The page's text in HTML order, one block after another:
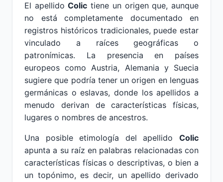
El apellidoColic tiene un origen que, aunque
no está completamente documentado en
registros históricos tradicionales, puede estar
vinculado a raíces geográficas o
patronímicas. La presencia en países
europeos como Austria, Alemania y Suecia
sugiere que podría tener un origen en lenguas
germánicas o eslavas, donde los apellidos a
menudo derivan de características físicas,
lugares o nombres de ancestros.
Una posible etimología del apellido Colic
apunta a su raíz en palabras relacionadas con
características físicas o descriptivas, o bien a
un topónimo, es decir, un apellido derivado